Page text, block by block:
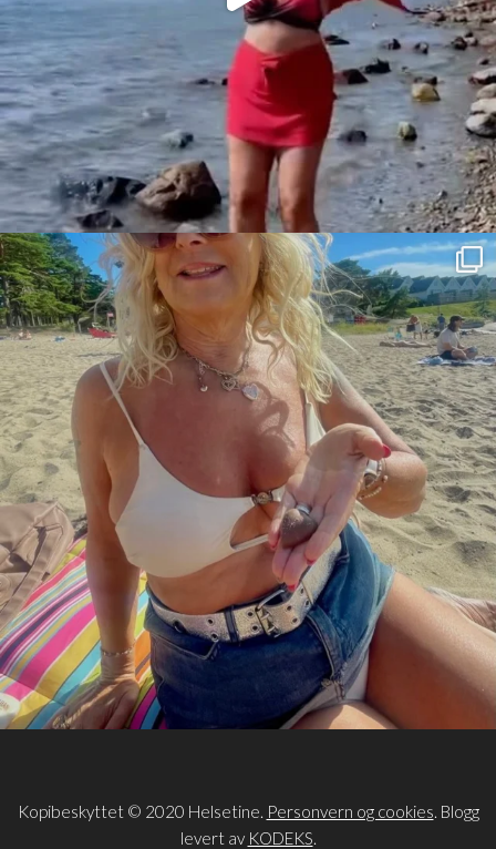
Kopibeskyttet © 2020 Helsetine. Personvern og cookies. Blogg
levert av KODEKS.